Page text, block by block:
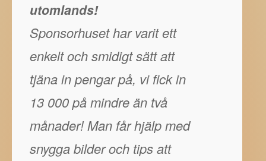
utomlands!
Sponsorhuset har varit ett
enkelt och smidigt sätt att
tjäna in pengar på, vi fick in
13 000 på mindre än två
månader! Man får hjälp med
snygga bilder och tips att